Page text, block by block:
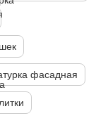
фасадная